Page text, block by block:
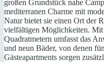
großen Grundstück nahe
mediterranen Charme mit
Natur bietet sie einen Ort der
vielfältigen Möglichkeiten. Mit
Quadratmetern umfasst das
und neun Bäder, von denen
Gästeapartments sorgen